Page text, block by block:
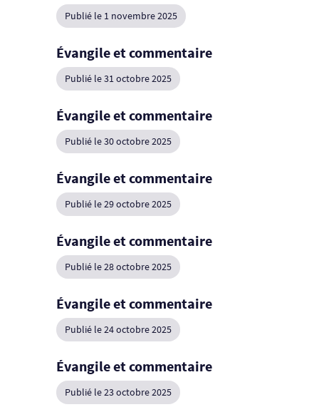
Publié le 1 novembre 2025
Évangile et commentaire
Publié le 31 octobre 2025
Évangile et commentaire
Publié le 30 octobre 2025
Évangile et commentaire
Publié le 29 octobre 2025
Évangile et commentaire
Publié le 28 octobre 2025
Évangile et commentaire
Publié le 24 octobre 2025
Évangile et commentaire
Publié le 23 octobre 2025